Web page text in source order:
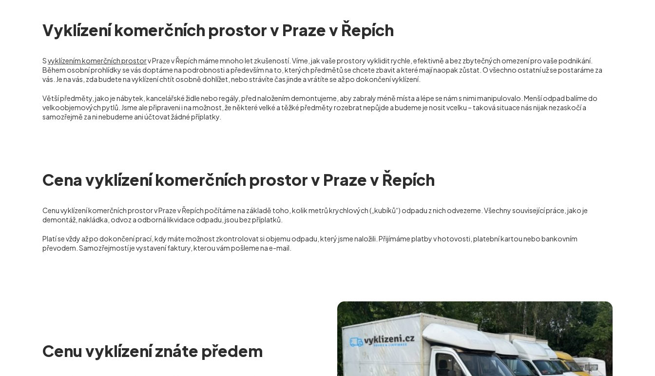
Vyklízení komerčních prostor v Praze v Řepích
Svyklízením komerčních prostorv Praze v Řepích máme mnoho let zkušeností. Víme, jak vaše prostory vyklidit rychle, efektivně a bez zbytečných omezení pro vaše podnikání.
Během osobní prohlídky se vás doptáme na podrobnosti a především na to, kterých předmětů se chcete zbavit a které mají naopak zůstat. O všechno ostatní už se postaráme za
vás. Je na vás, zda budete na vyklízení chtít osobně dohlížet, nebo strávíte čas jinde a vrátíte se až po dokončení vyklízení.
Větší předměty, jako je nábytek, kancelářské židle nebo regály, před naložením demontujeme, aby zabraly méně místa a lépe se nám s nimi manipulovalo. Menší odpad balíme do
velkoobjemových pytlů. Jsme ale připraveni i na možnost, že některé velké a těžké předměty rozebrat nepůjde a budeme je nosit vcelku – taková situace nás nijak nezaskočí a
samozřejmě za ni nebudeme ani účtovat žádné příplatky.
Cena vyklízení komerčních prostor v Praze v Řepích
Cenu vyklízení komerčních prostor v Praze v Řepích počítáme na základě toho, kolik metrů krychlových („kubíků“) odpadu z nich odvezeme. Všechny související práce, jako je
demontáž, nakládka, odvoz a odborná likvidace odpadu, jsou bez příplatků.
Platí se vždy až po dokončení prací, kdy máte možnost zkontrolovat si objemu odpadu, který jsme naložili. Přijímáme platby v hotovosti, platební kartou nebo bankovním
převodem. Samozřejmostí je vystavení faktury, kterou vám pošleme na e-mail.
Cenu vyklízení znáte předem